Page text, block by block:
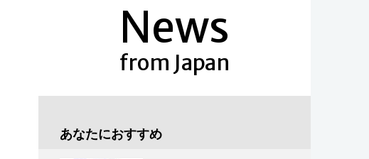
Français
News
from Japan
あなたにおすすめ